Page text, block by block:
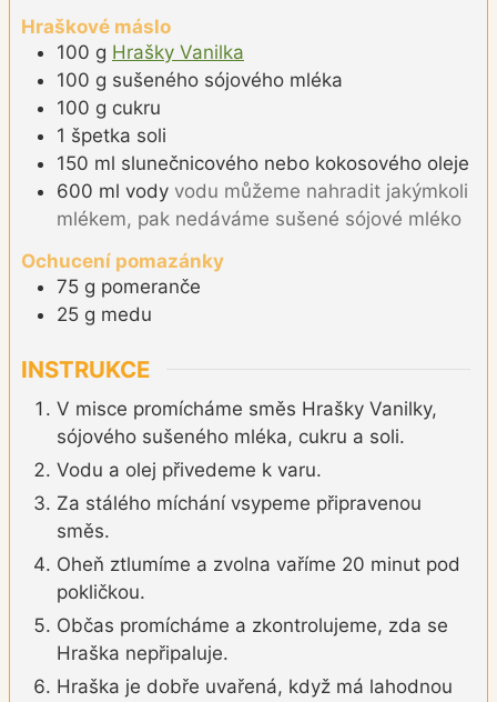
Hraškové máslo
100 g Hrašky Vanilka
100 g sušeného sójového mléka
100 g cukru
1 špetka soli
150 ml slunečnicového nebo kokosového oleje
600 ml vody vodu můžeme nahradit jakýmkoli
mlékem, pak nedáváme sušené sójové mléko
Ochucení pomazánky
75 g pomeranče
25 g medu
INSTRUKCE
V misce promícháme směs Hrašky Vanilky,
sójového sušeného mléka, cukru a soli.
Vodu a olej přivedeme k varu.
Za stálého míchání vsypeme připravenou
směs.
Oheň ztlumíme a zvolna vaříme 20 minut pod
pokličkou.
Občas promícháme a zkontrolujeme, zda se
Hraška nepřipaluje.
Hraška je dobře uvařená, když má lahodnou